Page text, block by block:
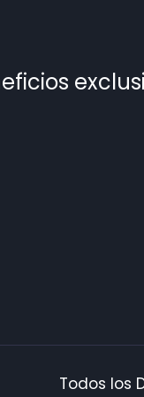
Todos los